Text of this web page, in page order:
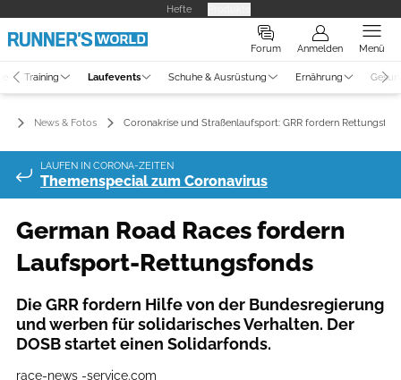
Hefte
Forum Anmelden Menü
Training Laufevents Schuhe & Ausrüstung Ernährung
News & Fotos Coronakrise und Straßenlaufsport: GRR fordern
LAUFEN IN CORONA-ZEITEN
Themenspecial zum Coronavirus
German Road Races fordern
Laufsport-Rettungsfonds
Die GRR fordern Hilfe von der Bundesregierung
und werben für solidarisches Verhalten. Der
DOSB startet einen Solidarfonds.
race-news -service.com